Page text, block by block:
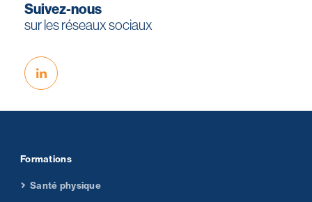
Suivez-nous
sur les réseaux sociaux
Formations
Santé physique